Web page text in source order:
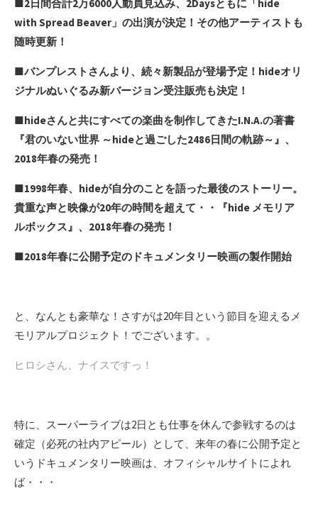
■2日間合計2万6000人動員見込み、2Daysともに「hide
with Spread Beaver」の出演が決定！その他アーティストも
随時更新！
■バンプレストさんより、続々新製品が登場予定！hideオリ
ジナルぬいぐるみ新バージョン受注販売も決定！
■hideさんと共にすべての楽曲を制作してきたI.N.A.の著書
『君のいない世界 ～hideと過ごした2486日間の軌跡～』、
2018年春の発売！
■1998年春、hideが自分のことを語った最後のストーリー。
貴重な声と映像が20年の時間を超えて・・『hide メモリア
ルボックス』、2018年春の発売！
■2018年春に公開予定のドキュメンタリー映画の製作開始
と、なんとも豪華な！さすがは20年目という節目を迎えるメ
モリアルプロジェクト！でございます。。
ヒロシさん、ナイスですっ！
特に、スーパーライブは2日とも仕事を休んで参戦するのは
確定（必死の社内アピール）として、来年の春に公開予定と
いうドキュメンタリー映画は、オフィシャルサイトによれ
ば・・・